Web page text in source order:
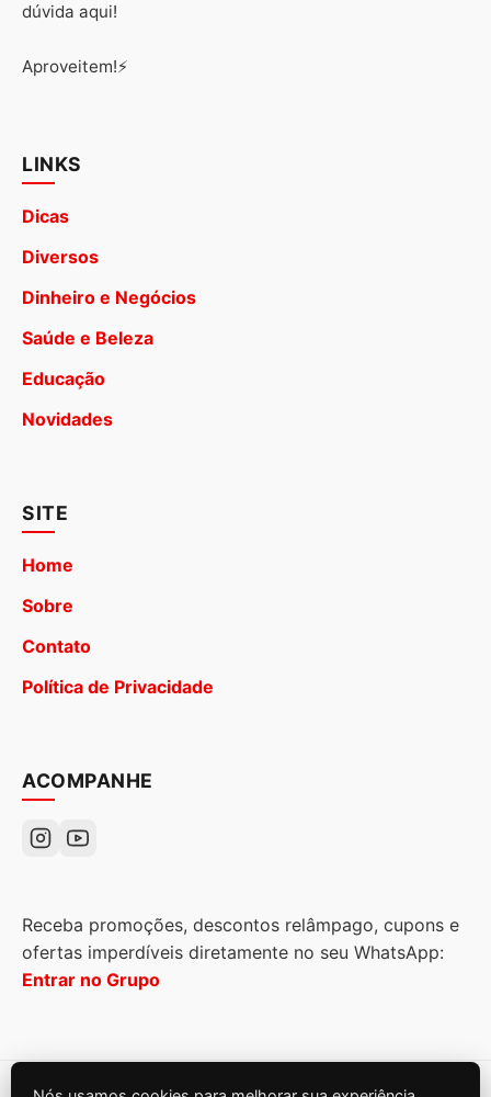
dúvida aqui!
Aproveitem!⚡
LINKS
Dicas
Diversos
Dinheiro e Negócios
Saúde e Beleza
Educação
Novidades
SITE
Home
Sobre
Contato
Política de Privacidade
ACOMPANHE
Receba promoções, descontos relâmpago, cupons e
ofertas imperdíveis diretamente no seu WhatsApp:
Entrar no Grupo